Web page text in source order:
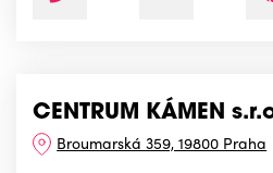
CENTRUM KÁMEN
Broumarská 359, 19800 Praha